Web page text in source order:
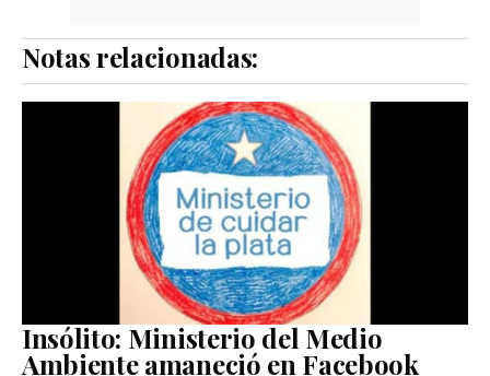
Notas relacionadas:
Insólito: Ministerio del Medio
Ambiente amaneció en Facebook